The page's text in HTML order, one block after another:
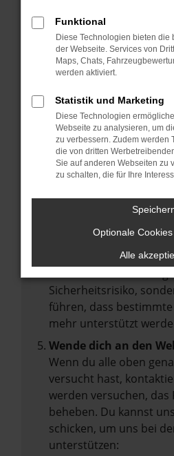
Laden andere
deine Suchmaschine?
Prüfe deine
Manche
können das Laden
verhindern.
anderen Browser oder
Fenster?
Starte dein Gerät neu.
vorübergehende
Betriebssystem auf
Veraltete Software
Sicherheitsrisiko,
führen, dass
mehr unterstützt
Wende dich an den
Wenn du alle oben
versucht hast,
werden versuchen, das
beheben. Du kannst
schicken, um uns bei
unterstützen:
Funktional
Diese Technologien bieten
der Webseite. Services von
Maps, Chats,
werden aktiviert.
Statistik und Marketing
Diese Technologien
Webseite zu analysieren, um
zu verbessern. Zudem werden
die von dritten
Sie auf anderen Webseiten zu
zu schalten, die für Ihre
Optionale
Alle